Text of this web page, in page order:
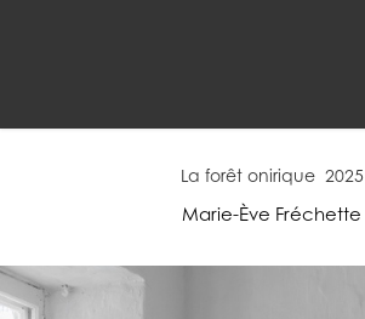
La forêt onirique  2025
Marie-Ève Fréchette